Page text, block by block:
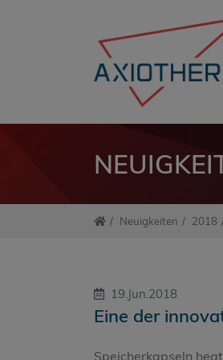
Neuigkeiten 2018
19.Jun.2018
Eine der
Speicherkapseln